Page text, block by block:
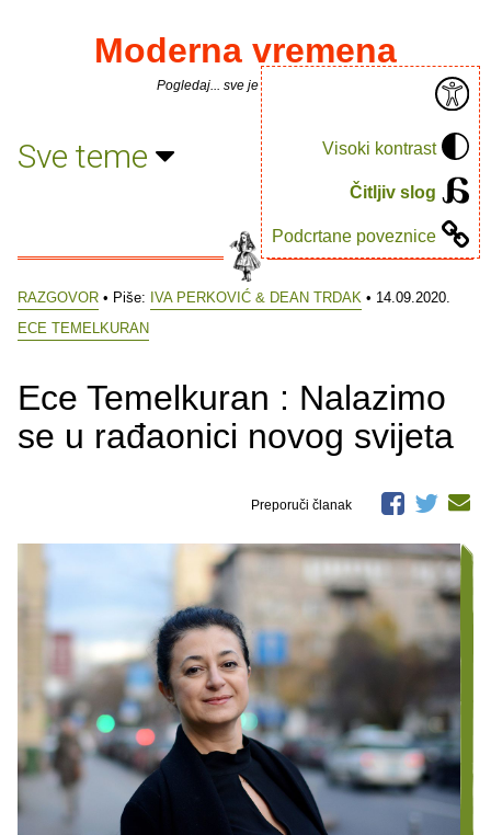
Visoki kontrast
Čitljiv slog
Podcrtane poveznice
Moderna vremena
Pogledaj... sve je puno knjiga.
Sve teme
RAZGOVOR • Piše: IVA PERKOVIĆ & DEAN TRDAK • 14.09.2020.
ECE TEMELKURAN
Ece Temelkuran : Nalazimo
se u rađaonici novog svijeta
Preporuči članak